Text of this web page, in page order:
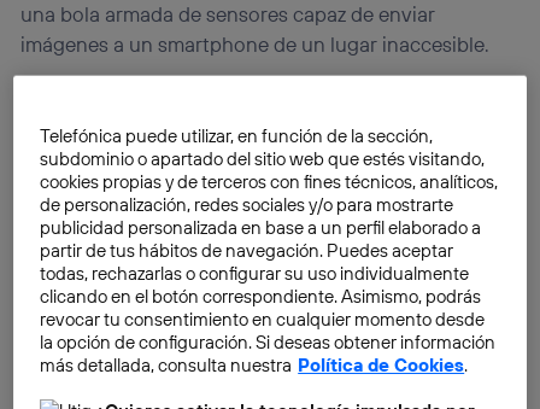
una bola armada de sensores capaz de enviar
imágenes a un smartphone de un lugar inaccesible.
desearía tener ojos donde no los tiene. Rescatar a los
supervivientes de desastres naturales –en zonas
donde imperan la destrucción y los escombros– o las
misiones de los bomberos durante un incendio son
situaciones en las que muchas veces se trabaja a
ciegas. El dispositivoBounce Imaging Explorer está
destinado a aportar imágenes de aquellas áreas a las
que el ser humano no puede acceder, ya sea por
tamaño o por peligrosidad. El objetivo es reconocer la
Telefónica puede utilizar, en función de la sección,
subdominio o apartado del sitio web que estés visitando,
cookies propias y de terceros con fines técnicos, analíticos,
de personalización, redes sociales y/o para mostrarte
publicidad personalizada en base a un perfil elaborado a
partir de tus hábitos de navegación. Puedes aceptar
todas, rechazarlas o configurar su uso individualmente
clicando en el botón correspondiente. Asimismo, podrás
revocar tu consentimiento en cualquier momento desde
la opción de configuración. Si deseas obtener información
más detallada, consulta nuestra Política de Cookies.